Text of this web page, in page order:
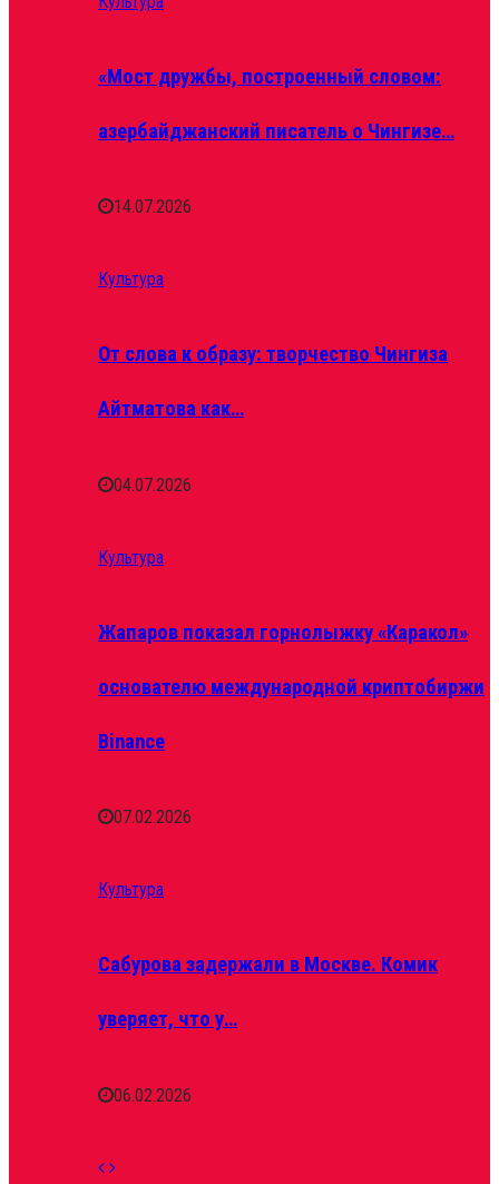
«Мост дружбы, построенный словом:
азербайджанский писатель о Чингизе…
14.07.2026
Культура
От слова к образу: творчество Чингиза
Айтматова как…
04.07.2026
Культура
Жапаров показал горнолыжку «Каракол»
основателю международной криптобиржи
Binance
07.02.2026
Культура
Сабурова задержали в Москве. Комик
уверяет, что у…
06.02.2026